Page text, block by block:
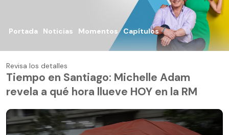
Portada Noticias Momentos Capítulos
Revisa los detalles
Tiempo en Santiago: Michelle Adam
revela a qué hora llueve HOY en la RM